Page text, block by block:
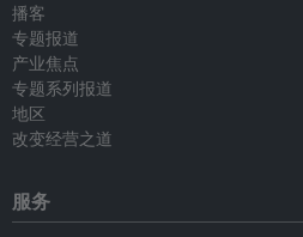
播客
专题报道
产业焦点
专题系列报道
地区
改变经营之道
服务